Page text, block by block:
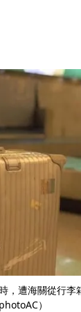
，遭海關從行李
）